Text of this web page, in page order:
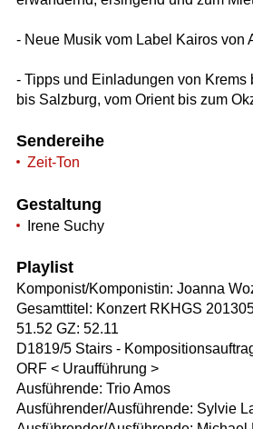
- Neue Musik vom Label Kairos von
- Tipps und Einladungen von Krems
bis Salzburg, vom Orient bis zum
Sendereihe
Zeit-Ton
Gestaltung
Irene Suchy
Playlist
Komponist/Komponistin: Joanna
Gesamttitel: Konzert RKHGS
51.52 GZ: 52.11
D1819/5 Stairs -
ORF < Uraufführung >
Ausführende: Trio Amos
Ausführender/Ausführende: Sylvie